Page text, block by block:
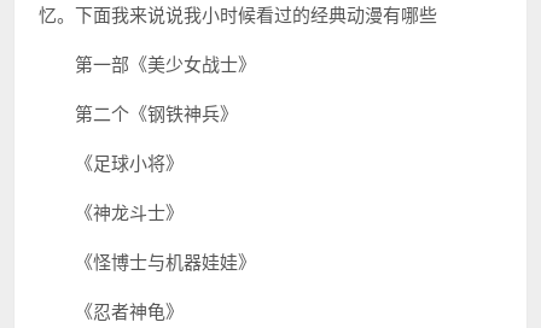
忆。下面我来说说我小时候看过的经典动漫有哪些
第一部《美少女战士》
第二个《钢铁神兵》
《足球小将》
《神龙斗士》
《怪博士与机器娃娃》
《忍者神龟》